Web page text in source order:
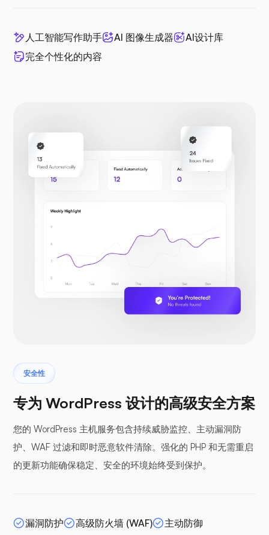
人工智能写作助手 AI 图像生成器
AI设计库
完全个性化的内容
安全性
专为 WordPress 设计的高级安全方案
您的 WordPress 主机服务包含持续威胁监控、主动漏洞防
护、WAF 过滤和即时恶意软件清除。强化的 PHP 和无需重启
的更新功能确保稳定、安全的环境始终受到保护。
漏洞防护 高级防火墙 (WAF)
主动防御